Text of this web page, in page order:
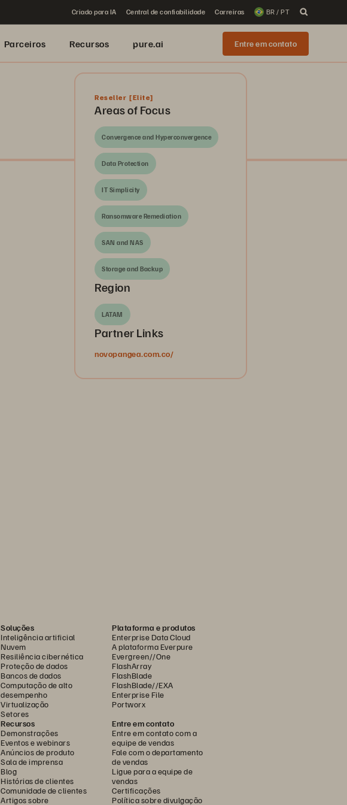
Criado para IA Central de confiabilidade Carreiras BR / PT
Parceiros Recursos pure.ai Entre em contato
Reseller [Elite]
Areas of Focus
Convergence and Hyperconvergence
Data Protection
IT Simplicity
Ransomware Remediation
SAN and NAS
Storage and Backup
Region
LATAM
Partner Links
novopangea.com.co/
Soluções
Inteligência artificial
Nuvem
Resiliência cibernética
Proteção de dados
Bancos de dados
Computação de alto
desempenho
Virtualização
Setores
Plataforma e produtos
Enterprise Data Cloud
A plataforma Everpure
Evergreen//One
FlashArray
FlashBlade
FlashBlade//EXA
Enterprise File
Portworx
Recursos
Demonstrações
Eventos e webinars
Anúncios de produto
Sala de imprensa
Blog
Histórias de clientes
Comunidade de clientes
Artigos sobre
Entre em contato
Entre em contato com a
equipe de vendas
Fale com o departamento
de vendas
Ligue para a equipe de
vendas
Certificações
Política sobre divulgação